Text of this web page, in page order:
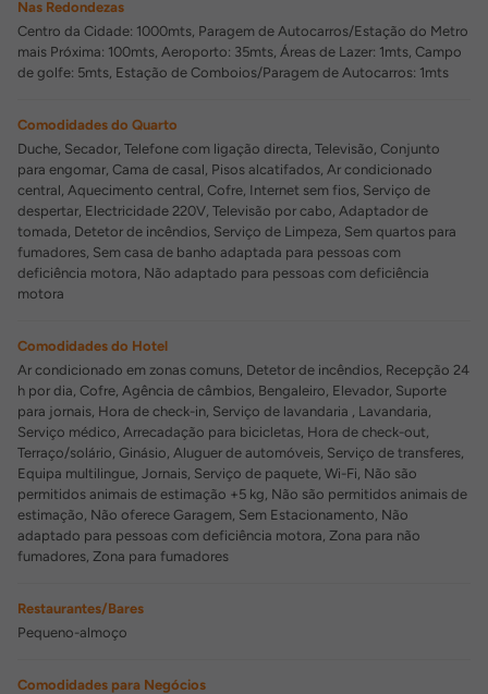
Nas Redondezas
Centro da Cidade: 1000mts, Paragem de Autocarros/Estação do Metro
mais Próxima: 100mts, Aeroporto: 35mts, Áreas de Lazer: 1mts, Campo
de golfe: 5mts, Estação de Comboios/Paragem de Autocarros: 1mts
Comodidades do Quarto
Duche, Secador, Telefone com ligação directa, Televisão, Conjunto
para engomar, Cama de casal, Pisos alcatifados, Ar condicionado
central, Aquecimento central, Cofre, Internet sem fios, Serviço de
despertar, Electricidade 220V, Televisão por cabo, Adaptador de
tomada, Detetor de incêndios, Serviço de Limpeza, Sem quartos para
fumadores, Sem casa de banho adaptada para pessoas com
deficiência motora, Não adaptado para pessoas com deficiência
motora
Comodidades do Hotel
Ar condicionado em zonas comuns, Detetor de incêndios, Recepção 24
h por dia, Cofre, Agência de câmbios, Bengaleiro, Elevador, Suporte
para jornais, Hora de check-in, Serviço de lavandaria , Lavandaria,
Serviço médico, Arrecadação para bicicletas, Hora de check-out,
Terraço/solário, Ginásio, Aluguer de automóveis, Serviço de transferes,
Equipa multilingue, Jornais, Serviço de paquete, Wi-Fi, Não são
permitidos animais de estimação +5 kg, Não são permitidos animais de
estimação, Não oferece Garagem, Sem Estacionamento, Não
adaptado para pessoas com deficiência motora, Zona para não
fumadores, Zona para fumadores
Restaurantes/Bares
Pequeno-almoço
Comodidades para Negócios